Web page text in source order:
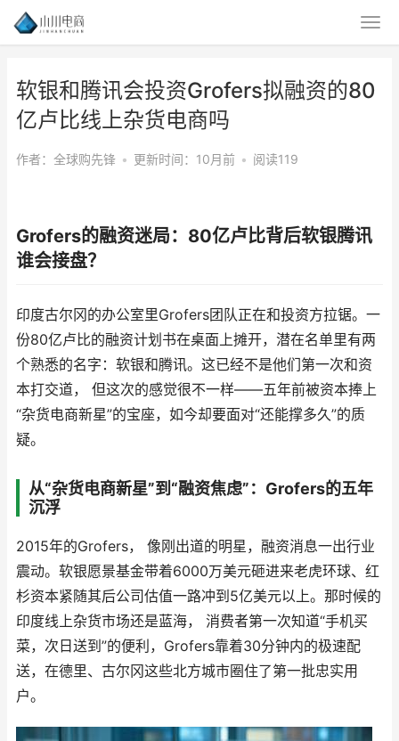
软银和腾讯会投资Grofers拟融资的80
亿卢比线上杂货电商吗
作者：全球购先锋 • 更新时间：10月前 • 阅读119
Grofers的融资迷局：80亿卢比背后软银腾讯
谁会接盘？
印度古尔冈的办公室里Grofers团队正在和投资方拉锯。一
份80亿卢比的融资计划书在桌面上摊开，潜在名单里有两
个熟悉的名字：软银和腾讯。这已经不是他们第一次和资
本打交道， 但这次的感觉很不一样——五年前被资本捧上
“杂货电商新星”的宝座，如今却要面对“还能撑多久”的质
疑。
从“杂货电商新星”到“融资焦虑”：Grofers的五年
沉浮
2015年的Grofers， 像刚出道的明星，融资消息一出行业
震动。软银愿景基金带着6000万美元砸进来老虎环球、红
杉资本紧随其后公司估值一路冲到5亿美元以上。那时候的
印度线上杂货市场还是蓝海， 消费者第一次知道“手机买
菜，次日送到”的便利，Grofers靠着30分钟内的极速配
送，在德里、古尔冈这些北方城市圈住了第一批忠实用
户。